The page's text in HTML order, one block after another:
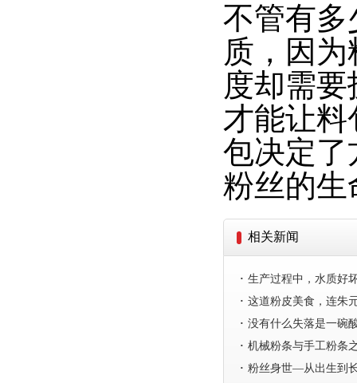
不管有多
质，因
度却需
才能让
包决定了
粉丝的生
相关新闻
· 生产过程中，水质好
· 这道粉皮美食，连朱
· 没有什么失落是一碗
· 机械粉条与手工粉条
· 粉丝身世—从出生到